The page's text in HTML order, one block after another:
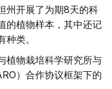
州开展了为期8天的科
的植物样本，其中还记
类。
植物栽培科学研究所与
）合作协议框架下的